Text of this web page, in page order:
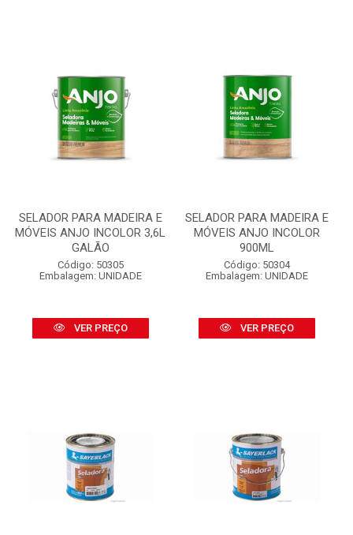
SELADOR PARA MADEIRA E
MÓVEIS ANJO INCOLOR 3,6L
GALÃO
Código: 50305
Embalagem: UNIDADE
VER PREÇO
SELADOR PARA MADEIRA E
MÓVEIS ANJO INCOLOR
900ML
Código: 50304
Embalagem: UNIDADE
VER PREÇO